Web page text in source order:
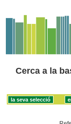
Cerca a la